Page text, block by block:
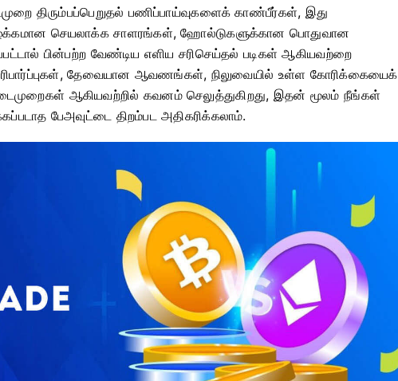
திரும்பப்பெறுதல் பணிப்பாய்வுகளைக் காண்பீர்கள், இது
செயலாக்க சாளரங்கள், ஹோல்டுகளுக்கான பொதுவான
பின்பற்ற வேண்டிய எளிய சரிசெய்தல் படிகள் ஆகியவற்றை
சரிபார்ப்புகள், தேவையான ஆவணங்கள், நிலுவையில் உள்ள கோரிக்கையைக்
ஆகியவற்றில் கவனம் செலுத்துகிறது, இதன் மூலம் நீங்கள்
பேஅவுட்டை திறம்பட அதிகரிக்கலாம்.